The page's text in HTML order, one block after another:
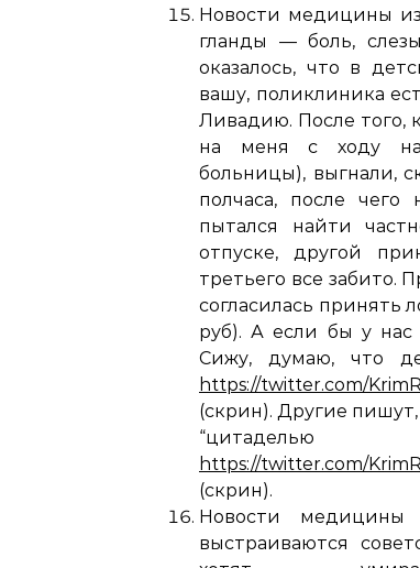
Новости медицины из
гланды — боль,
оказалось, что в
вашу, поликлиника
Ливадию. После того,
на меня с ходу
больницы), выгнали,
полчаса, после
пытался найти
отпуске, другой
третьего все забито.
согласилась принять
руб). А если бы у нас
Сижу, думаю, что
https://twitter.com/
(скрин). Другие пишут,
https://twitter.com/
(скрин).
Новости медицины
выстраиваются